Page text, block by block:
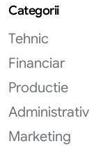
Categorii
Tehnic
Financiar
Productie
Administrativ
Marketing